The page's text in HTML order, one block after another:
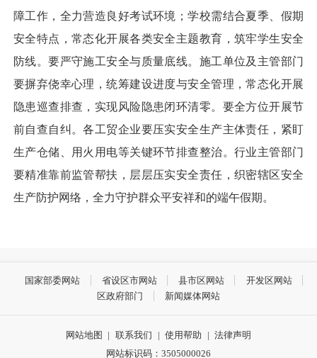
障工作，全力营造良好考试环境；学校需结合夏季、假期
安全特点，常态化开展各类安全主题教育，筑牢学生安全
防线。要严守施工安全与质量底线。施工单位及主管部门
要摒弃侥幸心理，统筹建设进度与安全管理，常态化开展
隐患巡查排查，实现风险隐患闭环清零。要全方位开展节
前自查自纠。各工贸企业要压实安全生产主体责任，紧盯
生产仓储、用火用电等关键环节排查整治。行业主管部门
要精准靠前监管帮扶，层层压实安全责任，织密辖区安全
生产防护网络，全力守护群众平安祥和的端午假期。
国家部委网站 省设区市网站 县市区网站
开发区网站
区政府部门
新闻媒体网站
网站地图 | 联系我们 | 使用帮助 | 法律声明
网站标识码：3505000026